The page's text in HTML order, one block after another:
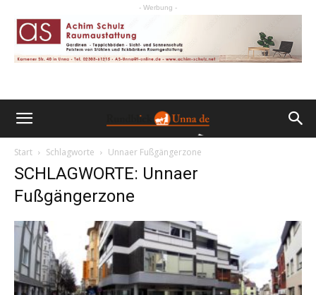
- Werbung -
Start Schlagworte Unnaer Fußgängerzone
SCHLAGWORTE: Unnaer
Fußgängerzone